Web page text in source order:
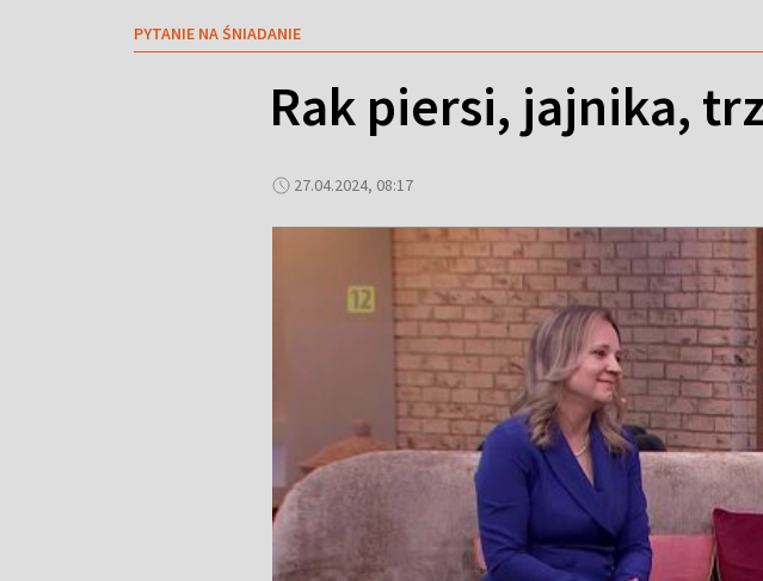
PYTANIE NA ŚNIADANIE
Rak piersi, jajnika,
27.04.2024, 08:17